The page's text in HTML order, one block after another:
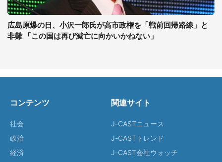
広島原爆の日、小沢一郎氏が高市政権を「戦前回帰路線」と
非難 「この国は再び滅亡に向かいかねない」
コンテンツ
社会
政治
経済
関連サイト
J-CASTニュース
J-CASTトレンド
J-CAST会社ウォッチ